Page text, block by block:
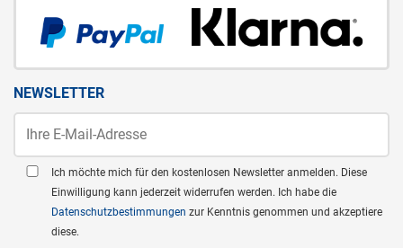
NEWSLETTER
Ich möchte mich für den kostenlosen Newsletter anmelden. Diese
Einwilligung kann jederzeit widerrufen werden. Ich habe die
Datenschutzbestimmungen zur Kenntnis genommen und akzeptiere
diese.